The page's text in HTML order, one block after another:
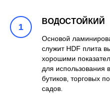
ВОДОСТОЙКИЙ
Основой
служит HDF плита
хорошими
для
бутиков, торговых
садов.